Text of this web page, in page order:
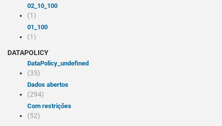
02_10_100
(1)
01_100
(1)
DATAPOLICY
dataPolicy_undefined
(35)
Dados abertos
(294)
Com restrições
(52)